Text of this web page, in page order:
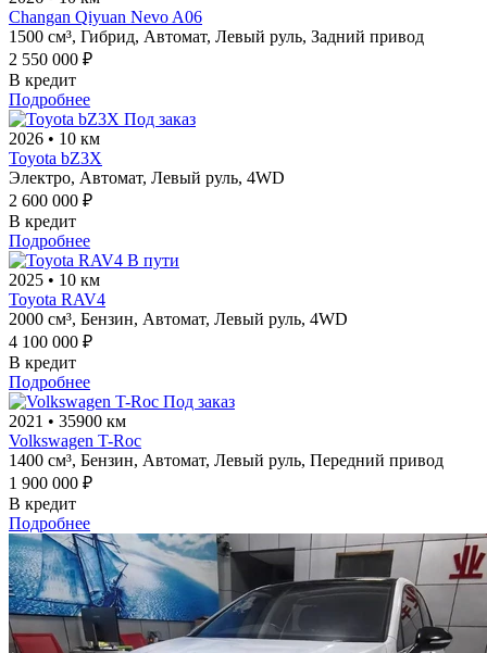
Changan Qiyuan Nevo A06
1500 см³, Гибрид, Автомат, Левый руль, Задний привод
2 550 000 ₽
В кредит
Подробнее
Под заказ
2026 • 10 км
Toyota bZ3X
Электро, Автомат, Левый руль, 4WD
2 600 000 ₽
В кредит
Подробнее
В пути
2025 • 10 км
Toyota RAV4
2000 см³, Бензин, Автомат, Левый руль, 4WD
4 100 000 ₽
В кредит
Подробнее
Под заказ
2021 • 35900 км
Volkswagen T-Roc
1400 см³, Бензин, Автомат, Левый руль, Передний привод
1 900 000 ₽
В кредит
Подробнее